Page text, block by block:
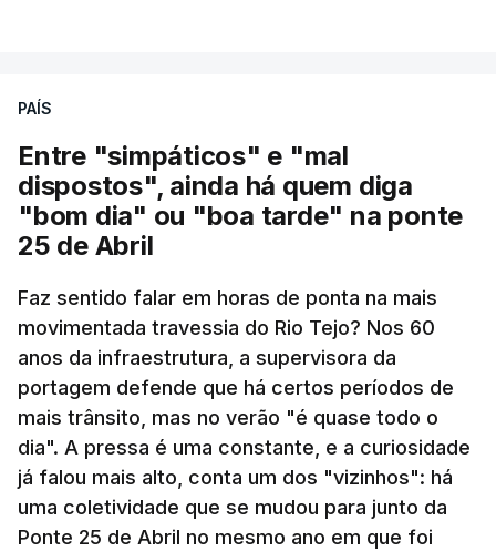
Pergunta: O que é que o levou a querer escrever
este livro? O que é que o inspirou? Porque é que
se interessou pela história da construção da
ponte?
Resposta:A ponte a mim sempre me fascinou
muito porque é sinónimo de férias. Morava em
Sintra e na altura, há 40 anos, atravessar a ponte
para a outra margem era uma aventura. Portanto, a
PAÍS
Entre "simpáticos" e "mal
dispostos", ainda há quem diga
"bom dia" ou "boa tarde" na ponte
25 de Abril
Faz sentido falar em horas de ponta na mais
movimentada travessia do Rio Tejo? Nos 60
anos da infraestrutura, a supervisora da
portagem defende que há certos períodos de
mais trânsito, mas no verão "é quase todo o
dia". A pressa é uma constante, e a curiosidade
já falou mais alto, conta um dos "vizinhos": há
uma coletividade que se mudou para junto da
Ponte 25 de Abril no mesmo ano em que foi